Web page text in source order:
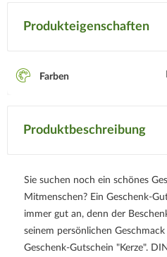
Produkteigenschaften
Farben
Produktbeschreibung
Sie suchen noch ein schönes
Mitmenschen? Ein Geschenk-
immer gut an, denn der
seinem persönlichen
Geschenk-Gutschein "Kerze".